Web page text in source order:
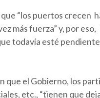
que “los puertos crecen
más fuerza” y, por
todavía esté
que el Gobierno, los
etc., “tienen que